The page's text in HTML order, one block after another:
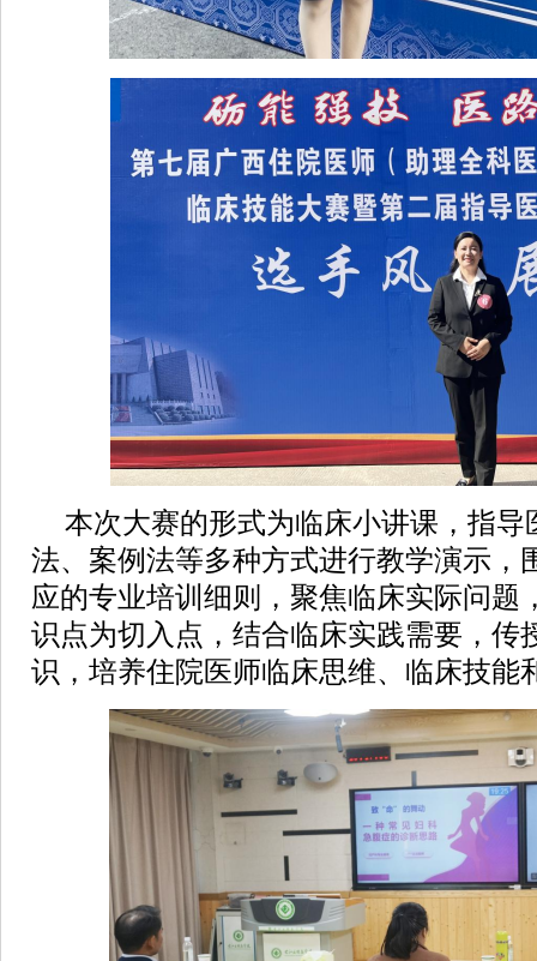
本次大赛的形式为临床小讲课，指
法、案例法等多种方式进行教学演示，
应的专业培训细则，聚焦临床实际问题
识点为切入点，结合临床实践需要，传
识，培养住院医师临床思维、临床技能